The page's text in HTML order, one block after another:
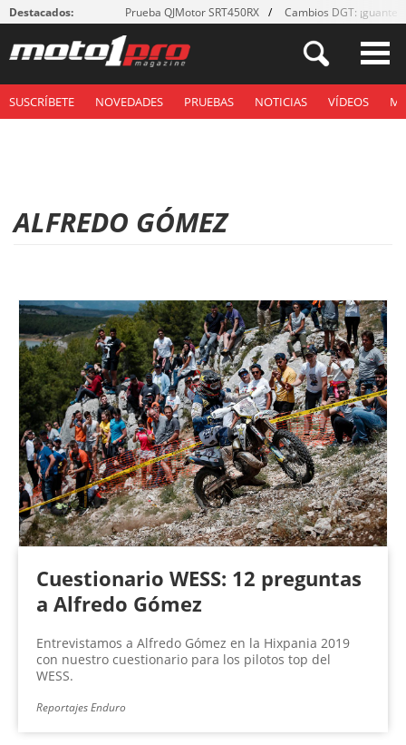
Destacados: Prueba QJMotor SRT450RX Cambios DGT: ¡guantes!
SUSCRÍBETE NOVEDADES PRUEBAS NOTICIAS VÍDEOS
ALFREDO GÓMEZ
Cuestionario WESS: 12 preguntas
a Alfredo Gómez
Entrevistamos a Alfredo Gómez en la Hixpania 2019
con nuestro cuestionario para los pilotos top del
WESS.
Reportajes Enduro